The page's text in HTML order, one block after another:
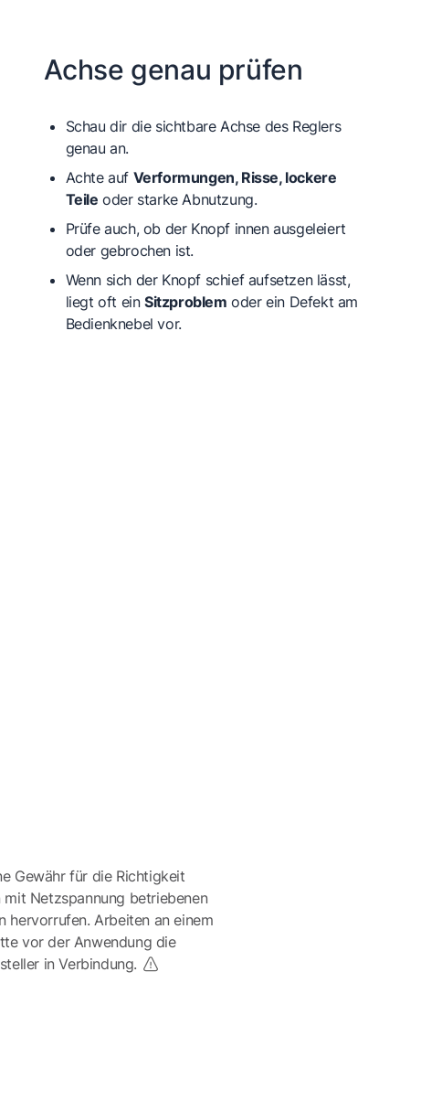
Achse genau prüfen
Schau dir die sichtbare Achse des Reglers
genau an.
Achte auf Verformungen, Risse, lockere
Teile oder starke Abnutzung.
Prüfe auch, ob der Knopf innen ausgeleiert
oder gebrochen ist.
Wenn sich der Knopf schief aufsetzen lässt,
liegt oft einSitzproblem oder ein Defekt am
Bedienknebel vor.
Gewähr für die Richtigkeit
Netzspannung betriebenen
hervorrufen. Arbeiten an einem
vor der Anwendung die
in Verbindung.